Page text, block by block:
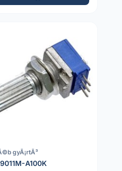
gyÃ¡rtÃ³
A100K